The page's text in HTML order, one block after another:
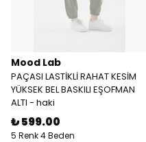
Mood Lab
PAÇASI LASTİKLİ RAHAT KESİM
YÜKSEK BEL BASKILI EŞOFMAN
ALTI - haki
₺ 599.00
5 Renk 4 Beden